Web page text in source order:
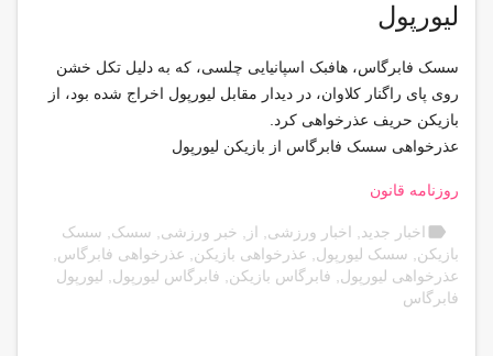
لیورپول
سسک فابرگاس، هافبک اسپانیایی چلسی، که به دلیل تکل خشن
روی پای راگنار کلاوان، در دیدار مقابل لیورپول اخراج شده بود، از
بازیکن حریف عذرخواهی کرد.
عذرخواهی سسک فابرگاس از بازیکن لیورپول
روزنامه قانون
label اخبار جدید اخبار ورزشی از خبر ورزشی سسک
سسک
بازیکن
سسک لیورپول عذرخواهی بازیکن عذرخواهی فابرگاس
عذرخواهی لیورپول
فابرگاس بازیکن فابرگاس لیورپول
لیورپول
فابرگاس